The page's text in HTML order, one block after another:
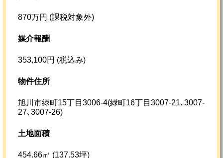
870万円 (課税対象外)
媒介報酬
353,100円 (税込み)
物件住所
旭川市緑町15丁目3006-4(緑町16丁目3007-21､3007-
27､3007-26)
土地面積
454.66㎡ (137.53坪)